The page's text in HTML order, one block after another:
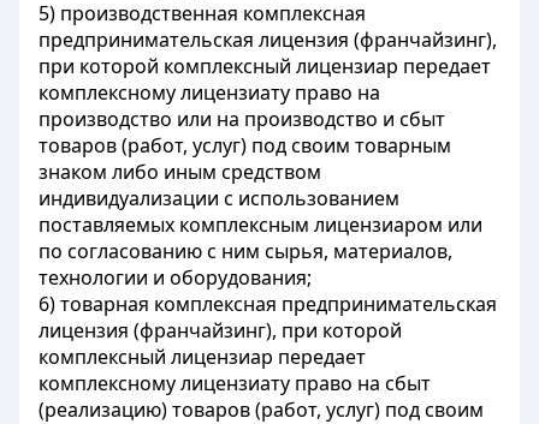
5) производственная комплексная
предпринимательская лицензия (франчайзинг),
при которой комплексный лицензиар передает
комплексному лицензиату право на
производство или на производство и сбыт
товаров (работ, услуг) под своим товарным
знаком либо иным средством
индивидуализации с использованием
поставляемых комплексным лицензиаром или
по согласованию с ним сырья, материалов,
технологии и оборудования;
6) товарная комплексная предпринимательская
лицензия (франчайзинг), при которой
комплексный лицензиар передает
комплексному лицензиату право на сбыт
(реализацию) товаров (работ, услуг) под своим